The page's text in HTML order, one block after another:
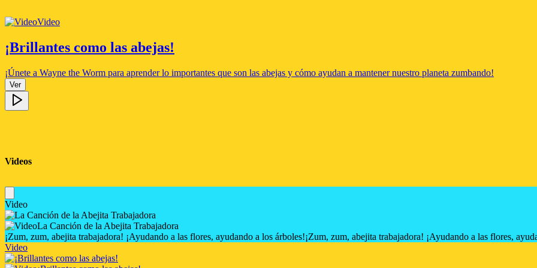
Video
¡Brillantes como las abejas!
¡Únete a Wayne the Worm para aprender lo importantes que son las abejas y cómo ayudan a mantener nuestro planeta zumbando!
Ver
Videos
Video
La Canción de la Abejita Trabajadora
¡Zum, zum, abejita trabajadora! ¡Ayudando a las flores, ayudando a los árboles!¡Zum, zum, abejita trabajadora! ¡Ayudando a las flores,
Video